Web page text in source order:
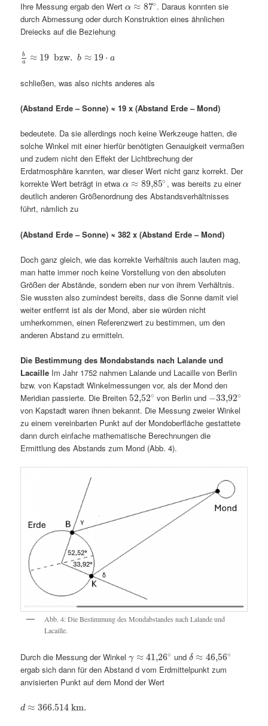
Ihre Messung ergab den Wertα ≈ 87∘ . Daraus konnten sie
durch Abmessung oder durch Konstruktion eines ähnlichen
Dreiecks auf die Beziehung
b
a
≈ 19 bzw. b ≈ 19 ⋅ a
schließen, was also nichts anderes als
(Abstand Erde – Sonne) ≈ 19 x (Abstand Erde – Mond)
bedeutete. Da sie allerdings noch keine Werkzeuge hatten, die
solche Winkel mit einer hierfür benötigten Genauigkeit vermaßen
und zudem nicht den Effekt der Lichtbrechung der
Erdatmosphäre kannten, war dieser Wert nicht ganz korrekt. Der
korrekte Wert beträgt in etwaα ≈ 89,85∘ , was bereits zu einer
deutlich anderen Größenordnung des Abstandsverhältnisses
führt, nämlich zu
(Abstand Erde – Sonne) ≈ 382 x (Abstand Erde – Mond)
Doch ganz gleich, wie das korrekte Verhältnis auch lauten mag,
man hatte immer noch keine Vorstellung von den absoluten
Größen der Abstände, sondern eben nur von ihrem Verhältnis.
Sie wussten also zumindest bereits, dass die Sonne damit viel
weiter entfernt ist als der Mond, aber sie würden nicht
umherkommen, einen Referenzwert zu bestimmen, um den
anderen Abstand zu ermitteln.
Die Bestimmung des Mondabstands nach Lalande und
Lacaille Im Jahr 1752 nahmen Lalande und Lacaille von Berlin
bzw. von Kapstadt Winkelmessungen vor, als der Mond den
Meridian passierte. Die Breiten52,52∘ von Berlin und −33,92∘
von Kapstadt waren ihnen bekannt. Die Messung zweier Winkel
zu einem vereinbarten Punkt auf der Mondoberfläche gestattete
dann durch einfache mathematische Berechnungen die
Ermittlung des Abstands zum Mond (Abb. 4).
Abb. 4: Die Bestimmung des Mondabstandes nach Lalande und
Lacaille.
Durch die Messung der Winkelγ ≈ 41,26∘ und δ ≈ 46,56∘
ergab sich dann für den Abstand d vom Erdmittelpunkt zum
anvisierten Punkt auf dem Mond der Wert
d ≈ 366.514 km.